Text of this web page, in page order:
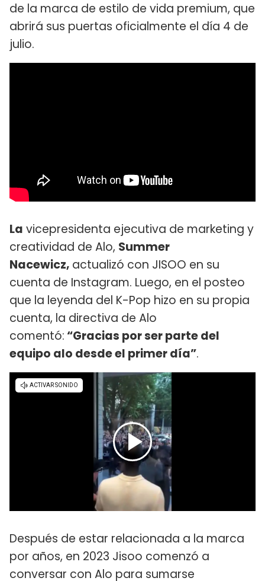
de la marca de estilo de vida premium, que
abrirá sus puertas oficialmente el día 4 de
julio.
La vicepresidenta ejecutiva de marketing y
creatividad de Alo, Summer
Nacewicz, actualizó con JISOO en su
cuenta de Instagram. Luego, en el posteo
que la leyenda del K-Pop hizo en su propia
cuenta, la directiva de Alo
comentó: “Gracias por ser parte del
equipo alo desde el primer día”.
Después de estar relacionada a la marca
por años, en 2023 Jisoo comenzó a
conversar con Alo para sumarse